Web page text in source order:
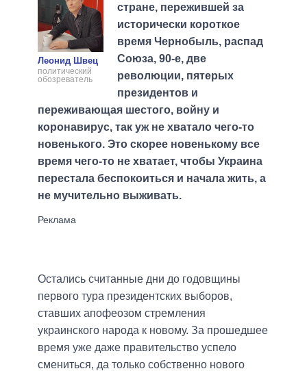
ВСЕ ПЕРСОНЫ
Леонид Швец
политический
обозреватель
стране, пережившей за
исторически короткое
время Чернобыль, распад
Союза, 90-е, две
революции, пятерых
президентов и
переживающая шестого, войну и
коронавирус, так уж не хватало чего-то
новенького. Это скорее новенькому все
время чего-то не хватает, чтобы Украина
перестала беспокоиться и начала жить, а
не мучительно выживать.
Остались считанные дни до годовщины
первого тура президентских выборов,
ставших апофеозом стремления
украинского народа к новому. За прошедшее
время уже даже правительство успело
смениться, да только собственно нового